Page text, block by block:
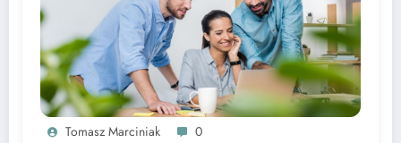
Tomasz Marciniak 0